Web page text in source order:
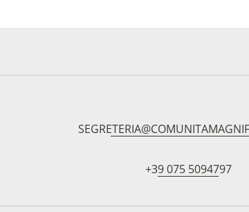
+39 075 5094797